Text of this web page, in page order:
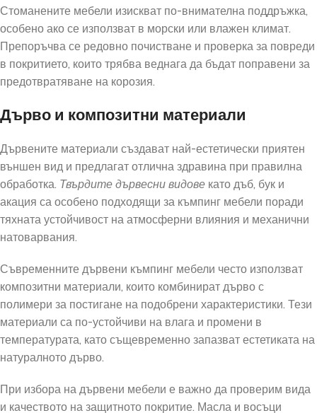
Стоманените мебели изискват по-внимателна поддръжка,
особено ако се използват в морски или влажен климат.
Препоръчва се редовно почистване и проверка за повреди
в покритието, които трябва веднага да бъдат поправени за
предотвратяване на корозия.
Дърво и композитни материали
Дървените материали създават най-естетически приятен
външен вид и предлагат отлична здравина при правилна
обработка. Твърдите дървесни видове като дъб, бук и
акация са особено подходящи за къмпинг мебели поради
тяхната устойчивост на атмосферни влияния и механични
натоварвания.
Съвременните дървени къмпинг мебели често използват
композитни материали, които комбинират дърво с
полимери за постигане на подобрени характеристики. Тези
материали са по-устойчиви на влага и промени в
температурата, като същевременно запазват естетиката на
натуралното дърво.
При избора на дървени мебели е важно да проверим вида
и качеството на защитното покритие. Масла и восъци